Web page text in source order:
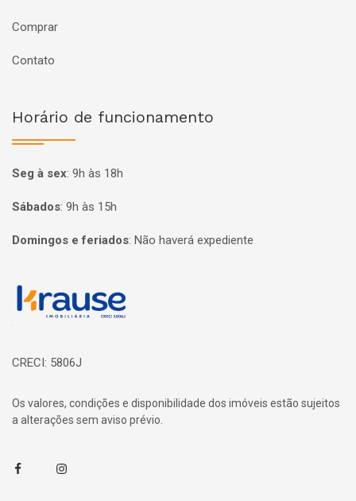
Comprar
Contato
Horário de funcionamento
Seg à sex: 9h às 18h
Sábados: 9h às 15h
Domingos e feriados: Não haverá expediente
Página inicial
CRECI: 5806J
Os valores, condições e disponibilidade dos imóveis estão sujeitos
a alterações sem aviso prévio.
FacebookInstagram